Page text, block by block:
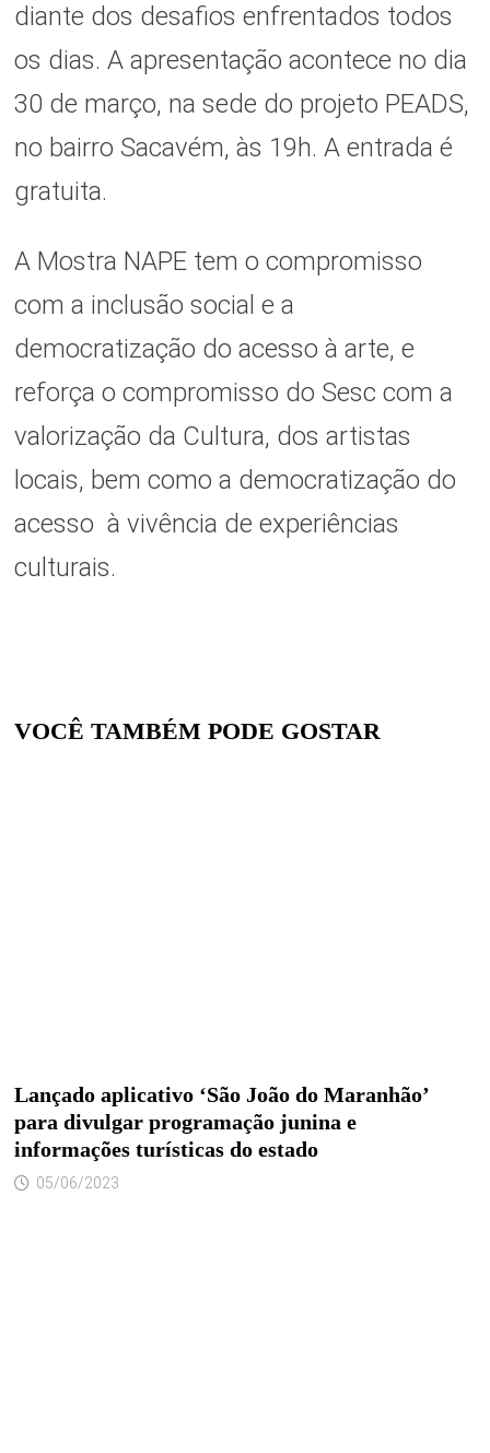
diante dos desafios enfrentados todos
os dias. A apresentação acontece no dia
30 de março, na sede do projeto PEADS,
no bairro Sacavém, às 19h. A entrada é
gratuita.
A Mostra NAPE tem o compromisso
com a inclusão social e a
democratização do acesso à arte, e
reforça o compromisso do Sesc com a
valorização da Cultura, dos artistas
locais, bem como a democratização do
acesso à vivência de experiências
culturais.
VOCÊ TAMBÉM PODE GOSTAR
Lançado aplicativo ‘São João do Maranhão’
para divulgar programação junina e
informações turísticas do estado
05/06/2023